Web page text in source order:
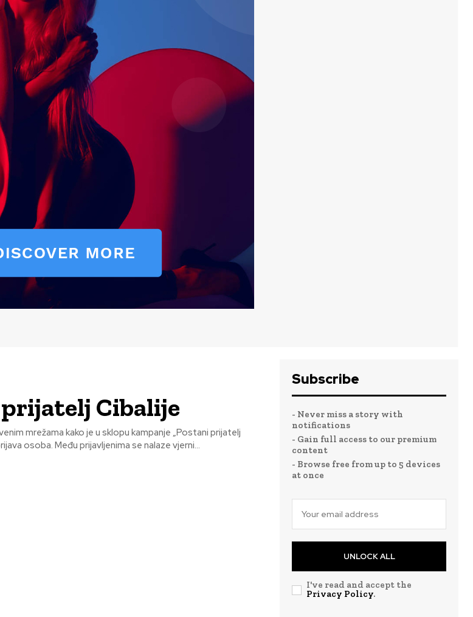
Cibalije
mrežama kako je u sklopu kampanje „Postani prijatelj
osoba. Među prijavljenima se nalaze vjerni...
Subscribe
- Never miss a story with
notifications
- Gain full access to our premium
content
- Browse free from up to 5 devices
at once
UNLOCK ALL
I've read and accept the
Privacy Policy.